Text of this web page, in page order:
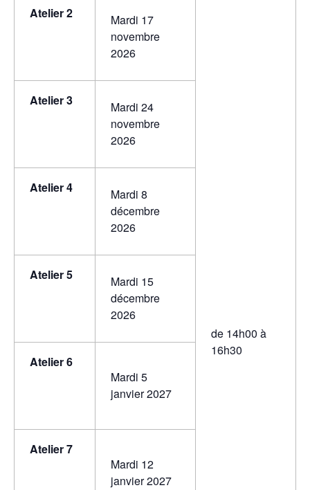
de 14h00 à
16h30
Atelier 2
Mardi 17
novembre
2026
Atelier 3
Mardi 24
novembre
2026
Atelier 4
Mardi 8
décembre
2026
Atelier 5
Mardi 15
décembre
2026
Atelier 6
Mardi 5
janvier 2027
Atelier 7
Mardi 12
janvier 2027